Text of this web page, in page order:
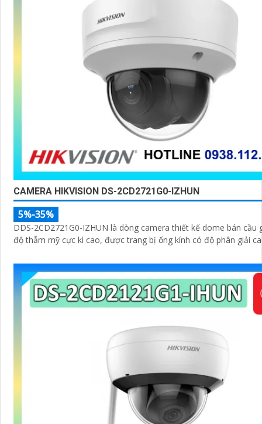
CAMERA HIKVISION DS-2CD2721G0-IZHUN
5%-35%
DDS-2CD2721G0-IZHUN là dòng camera thiết kế dome bán cầu
độ thẫm mỹ cực kì cao, được trang bị ống kính có độ phân giải